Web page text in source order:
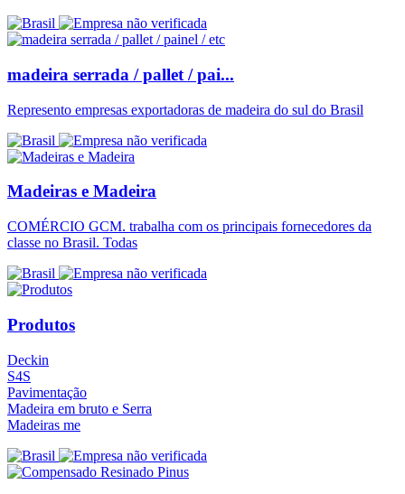
madeira serrada / pallet / pai...
Represento empresas exportadoras de madeira do sul do Brasil
Madeiras e Madeira
COMÉRCIO GCM. trabalha com os principais fornecedores da
classe no Brasil. Todas
Produtos
Deckin
S4S
Pavimentação
Madeira em bruto e Serra
Madeiras me